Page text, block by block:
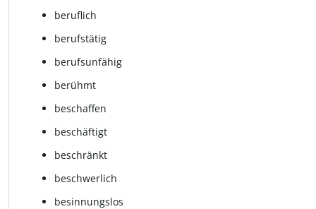
beruflich
berufstätig
berufsunfähig
berühmt
beschaffen
beschäftigt
beschränkt
beschwerlich
besinnungslos